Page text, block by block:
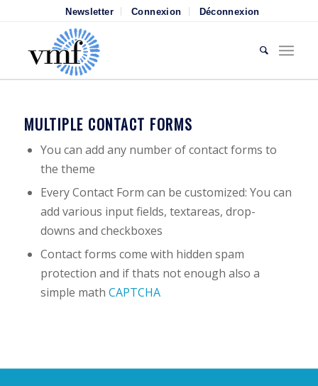
Newsletter Connexion Déconnexion
MULTIPLE CONTACT FORMS
You can add any number of contact forms to
the theme
Every Contact Form can be customized: You can
add various input fields, textareas, drop-
downs and checkboxes
Contact forms come with hidden spam
protection and if thats not enough also a
simple math CAPTCHA